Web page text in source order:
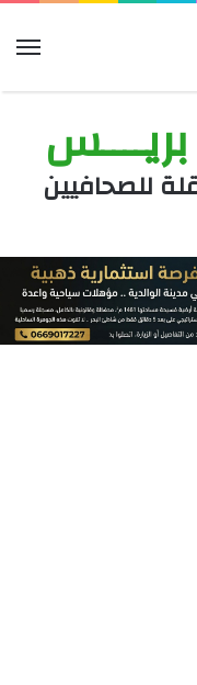
للصحافيين